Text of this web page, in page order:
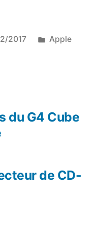
2017
Publié
Apple
:de CD-
:
du G4 Cube